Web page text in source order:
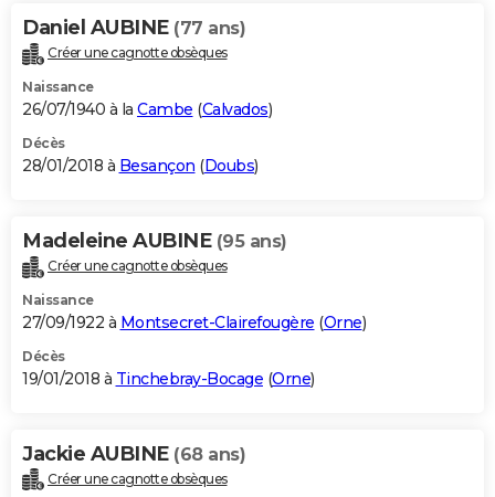
Daniel AUBINE (77 ans)
Créer une cagnotte obsèques
Naissance
26/07/1940 à la Cambe (Calvados)
Décès
28/01/2018 à Besançon (Doubs)
Madeleine AUBINE (95 ans)
Créer une cagnotte obsèques
Naissance
27/09/1922 à Montsecret-Clairefougère (Orne)
Décès
19/01/2018 à Tinchebray-Bocage (Orne)
Jackie AUBINE (68 ans)
Créer une cagnotte obsèques